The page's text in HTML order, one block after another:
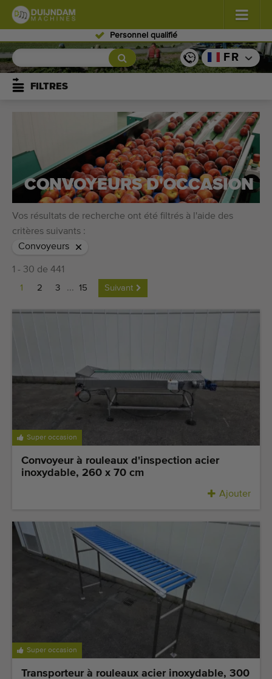
Personnel qualifié
Fleurs et plantes (587)
Légumes de plein champ
(350)
Convoyeurs (441)
Vendre vos machines!
Recherche par type
Dernières machines arrivées
Alertes Machines
À propos de nous
FAQ
Équipement de qualité
Personnel qualifié
Livraison dans le monde entier
FR
FILTRES
CONVOYEURS D'OCCASION
Vos résultats de recherche ont été filtrés à l'aide des
critères suivants :
Convoyeurs
1 - 30 de 441
1 2 3 ... 15 Suivant
Super occasion
Convoyeur à rouleaux d'inspection acier
inoxydable, 260 x 70 cm
Ajouter
Super occasion
Transporteur à rouleaux acier inoxydable, 300